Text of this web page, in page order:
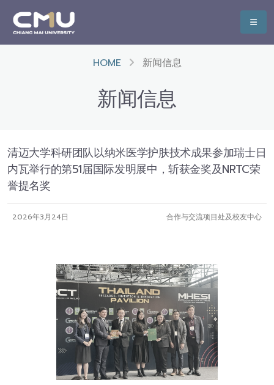
HOME 新闻信息
新闻信息
清迈大学科研团队以纳米医学护肤技术成果参加瑞士日
内瓦举行的第51届国际发明展中，斩获金奖及NRTC荣
誉提名奖
2026年3月24日 合作与交流项目处及校友中心